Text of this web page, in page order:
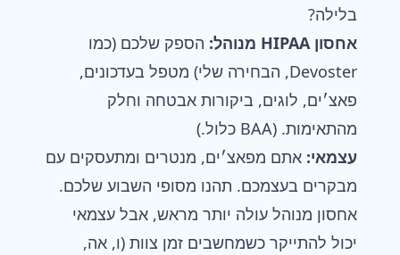
בלילה?
אחסון HIPAA מנוהל:
הספק שלכם (כמו
Devoster, הבחירה שלי) מטפל בעדכונים,
פאצ׳ים, לוגים, ביקורות אבטחה וחלק
מהתאימות. (BAA כלול.)
עצמאי: אתם מפאצ׳ים, מנטרים ומתעסקים עם
מבקרים בעצמכם. תהנו מסופי השבוע שלכם.
אחסון מנוהל עולה יותר מראש, אבל עצמאי
יכול להתייקר כשמחשבים זמן צוות (ו, אה,